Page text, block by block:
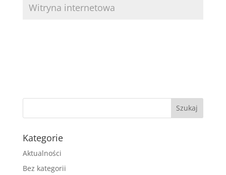
Kategorie
Aktualności
Bez kategorii